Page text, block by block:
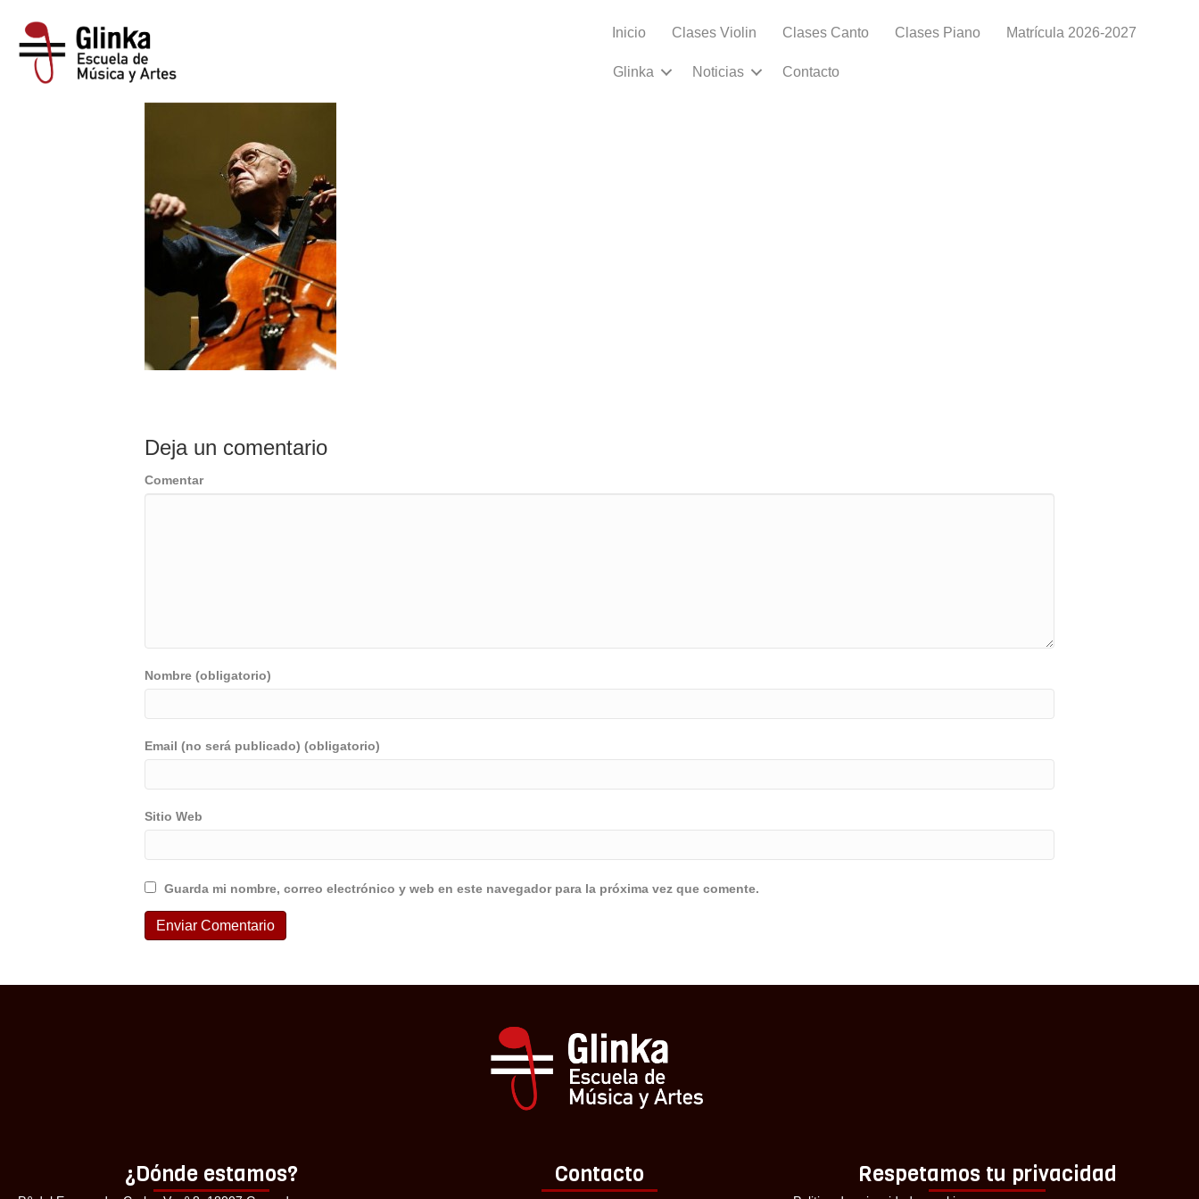
Inicio Clases Violin Clases Canto Clases Piano Matrícula 2026-2027
Glinka Noticias Contacto
FOTO CELLO
Deja un comentario
Comentar
Nombre (obligatorio)
Email (no será publicado) (obligatorio)
Sitio Web
Guarda mi nombre, correo electrónico y web en este navegador para la próxima vez que comente.
¿Dónde estamos? Contacto Respetamos tu privacidad